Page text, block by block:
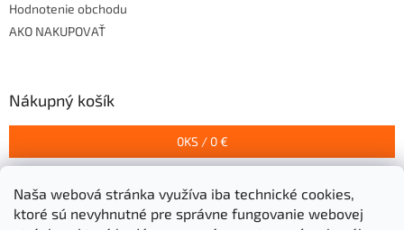
Naša webová stránka využíva iba technické cookies,
ktoré sú nevyhnutné pre správne fungovanie webovej
Hodnotenie obchodu
AKO NAKUPOVAŤ
Nákupný košík
0KS / 0 €
Prijímame online platby